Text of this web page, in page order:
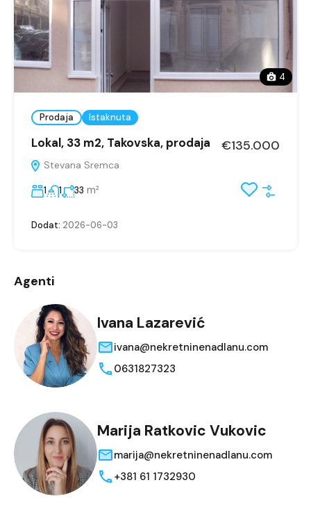
4
Prodaja Istaknuta
Lokal, 33 m2, Takovska, prodaja
Stevana Sremca
€135.000
1 1 33 m²
Dodat: 2026-06-03
Agenti
Ivana Lazarević
ivana@nekretninenadlanu.com
0631827323
Marija Ratkovic Vukovic
marija@nekretninenadlanu.com
+381 61 1732930